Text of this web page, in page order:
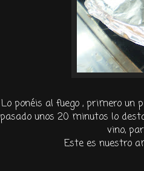
Lo ponéis al fuego , primero un
pasado unos 20 minutos lo
vino,
Este es nuestro